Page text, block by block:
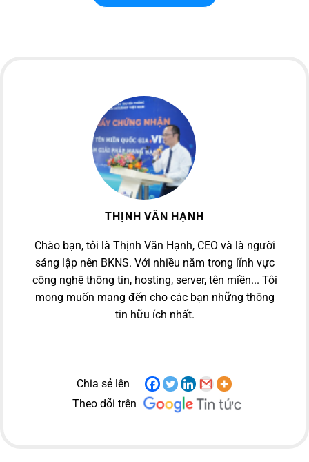
THỊNH VĂN HẠNH
Chào bạn, tôi là Thịnh Văn Hạnh, CEO và là người
sáng lập nên BKNS. Với nhiều năm trong lĩnh vực
công nghệ thông tin, hosting, server, tên miền... Tôi
mong muốn mang đến cho các bạn những thông
tin hữu ích nhất.
Chia sẻ lên
Theo dõi trên